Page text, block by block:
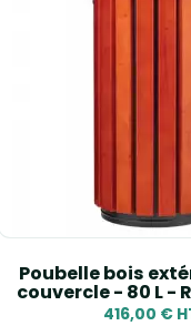
Poubelle bois
couvercle - 80 L -
416,00 €